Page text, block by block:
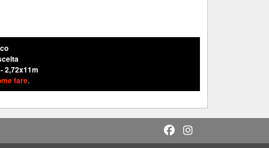
2,72x11m
fare.